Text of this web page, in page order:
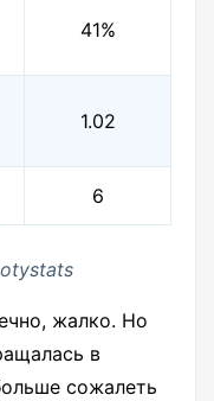
41%
1.02
6
жалко. Но
в
сожалеть